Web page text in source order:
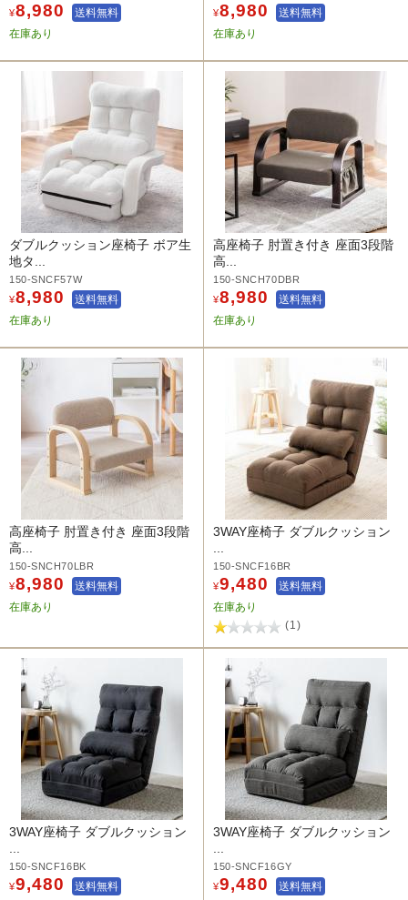
¥8,980
送料無料
在庫あり
¥8,980
送料無料
在庫あり
ダブルクッション座椅子 ボア生
地タ...
150-SNCF57W
¥8,980
送料無料
在庫あり
高座椅子 肘置き付き 座面3段階
高...
150-SNCH70DBR
¥8,980
送料無料
在庫あり
高座椅子 肘置き付き 座面3段階
高...
150-SNCH70LBR
¥8,980
送料無料
在庫あり
3WAY座椅子 ダブルクッション
...
150-SNCF16BR
¥9,480
送料無料
在庫あり
(1)
3WAY座椅子 ダブルクッション
150-SNCF16BK
¥9,480
送料無料
3WAY座椅子 ダブルクッション
150-SNCF16GY
¥9,480
送料無料